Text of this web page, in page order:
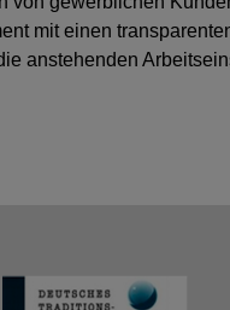
mit einen
anstehenden